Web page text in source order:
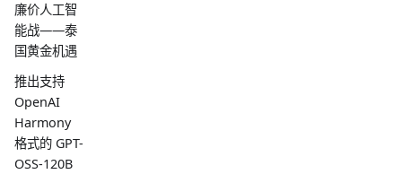
廉价人工智
能战——泰
国黄金机遇
推出支持
OpenAI
Harmony
格式的 GPT-
OSS-120B